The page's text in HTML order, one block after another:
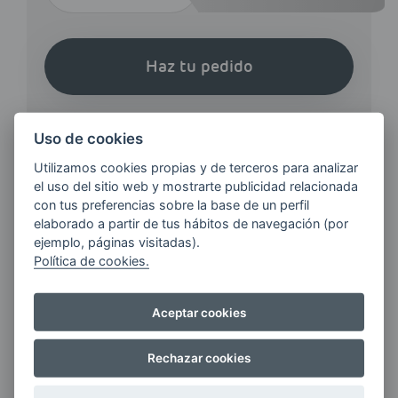
Haz tu pedido
¿QUIERES ESTAR AL DÍA DE
LAS
ÚLTIMAS NOVEDADES?
Uso de cookies
Utilizamos cookies propias y de terceros para analizar
el uso del sitio web y mostrarte publicidad relacionada
con tus preferencias sobre la base de un perfil
elaborado a partir de tus hábitos de navegación (por
ejemplo, páginas visitadas).
Política de cookies.
Aceptar cookies
Rechazar cookies